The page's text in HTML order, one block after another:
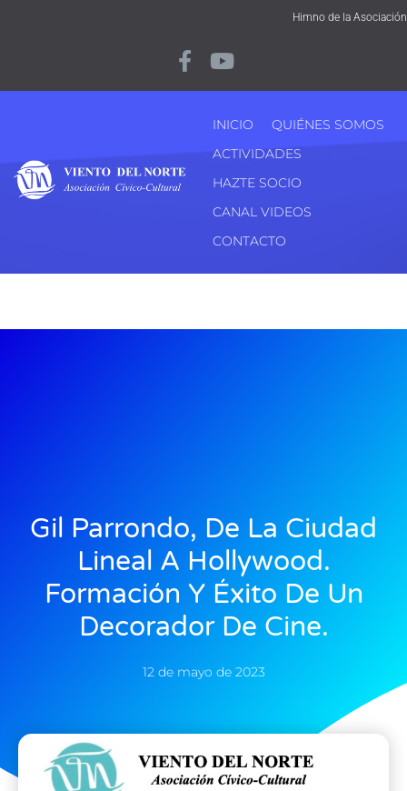
Himno de la Asociación
INICIO
QUIÉNES SOMOS
ACTIVIDADES
HAZTE SOCIO
CANAL VIDEOS
CONTACTO
Gil Parrondo, De La Ciudad
Lineal A Hollywood.
Formación Y Éxito De Un
Decorador De Cine.
12 de mayo de 2023